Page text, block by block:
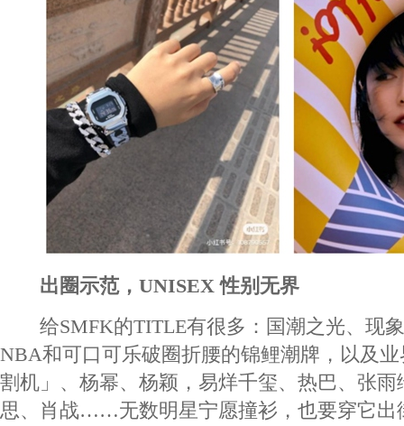
出圈示范，UNISEX 性别无界
给SMFK的TITLE有很多：国潮之光、现
NBA和可口可乐破圈折腰的锦鲤潮牌，以及
割机」、杨幂、杨颖，易烊千玺、热巴、张
思、肖战……无数明星宁愿撞衫，也要穿它出